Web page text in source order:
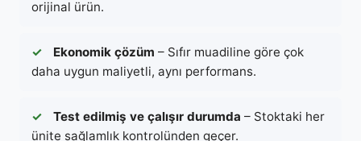
orijinal ürün.
✓ Ekonomik çözüm – Sıfır muadiline göre çok
daha uygun maliyetli, aynı performans.
✓ Test edilmiş ve çalışır durumda – Stoktaki her
ünite sağlamlık kontrolünden geçer.